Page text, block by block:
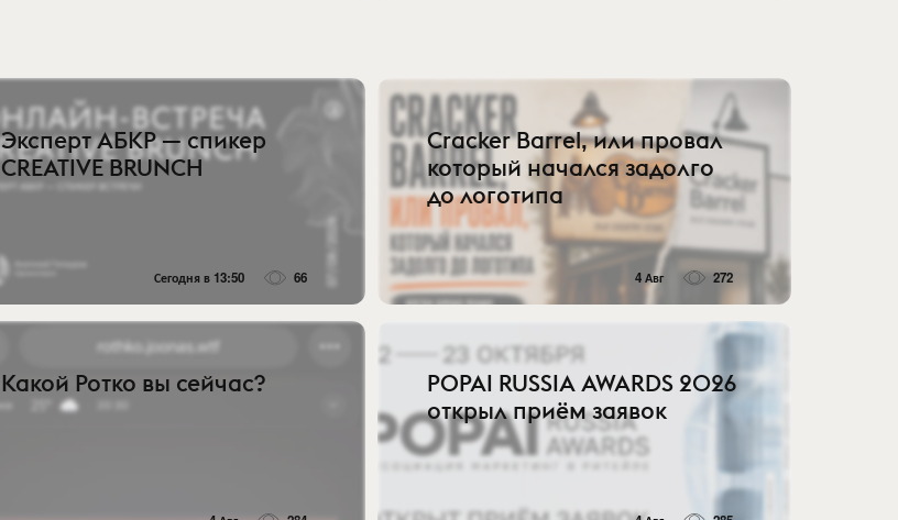
Эксперт АБКР — спикер
CREATIVE BRUNCH
Сегодня в 13:50 66
Cracker Barrel, или провал
который начался задолго
до логотипа
4 Авг 272
Какой Ротко вы сейчас?
POPAI RUSSIA AWARDS 2026
открыл приём заявок